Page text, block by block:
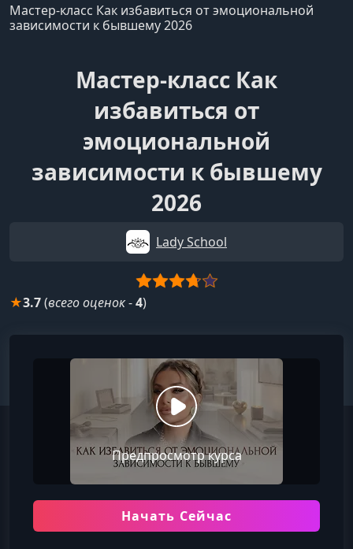
Мастер-класс Как избавиться от эмоциональной
зависимости к бывшему 2026
Мастер-класс Как
избавиться от
эмоциональной
зависимости к бывшему
2026
Lady School
★3.7(всего оценок-4)
Предпросмотр курса
Начать Сейчас